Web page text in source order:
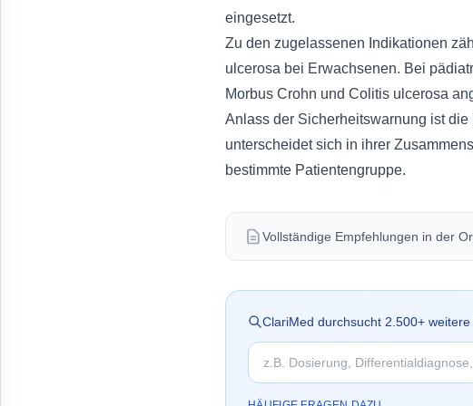
eingesetzt.
Zu den zugelassenen Indikationen
ulcerosa bei Erwachsenen. Bei
Morbus Crohn und Colitis ulcerosa
Anlass der Sicherheitswarnung ist
unterscheidet sich in ihrer
bestimmte Patientengruppe.
Vollständige Empfehlungen in der
ClariMed durchsucht 2.500+